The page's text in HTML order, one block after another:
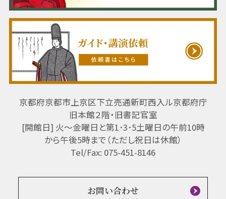
京都府京都市上京区下立売通新町西入ル京都府庁
旧本館２階・旧書記官室
[開館日] 火～金曜日と第1･3･5土曜日の午前10時
から午後5時まで（ただし祝日は休館）
Tel/Fax: 075-451-8146
お問い合わせ